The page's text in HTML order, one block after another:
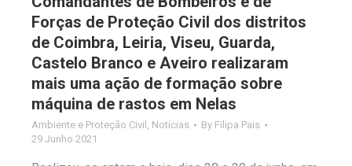
Forças de Proteção Civil dos distritos
de Coimbra, Leiria, Viseu, Guarda,
Castelo Branco e Aveiro realizaram
mais uma ação de formação sobre
máquina de rastos em Nelas
Ambiente e Proteção Civil , Notícias By Filipa Pais
29 Junho 2021